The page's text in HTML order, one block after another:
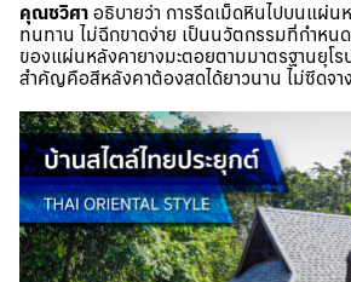
คุณชวิศา อธิบายว่า การรีดเม็ดหินไปบนแผ่น
ทนทาน ไม่ฉีกขาดง่าย เป็นนวัตกรรมที่กำห
ของแผ่นหลังคายางมะตอยตามมาตรฐานยุโ
สำคัญคือสีหลังคาต้องสดได้ยาวนาน ไม่ซีดจา